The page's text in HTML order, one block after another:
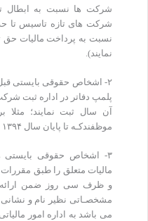
شرکت ها نسبت به ابطال
شرکت های تازه تاسیس تا
نسبت به پرداخت مالیات حق
نمایند).
۲- اشخاص حقوقی بایستی
پلمپ دفاتر در اداره ثبت
موظفندکـه تا پایان سال ۱۳۹۴ نسبت به پلمپ دفاتر اقدام نمایند.
۳- اشخاص حقوقی بایستی
و ظرف سی روز ضمن ارائه
مشخصـاتی نظیر نام و
می باشد به اداره امور